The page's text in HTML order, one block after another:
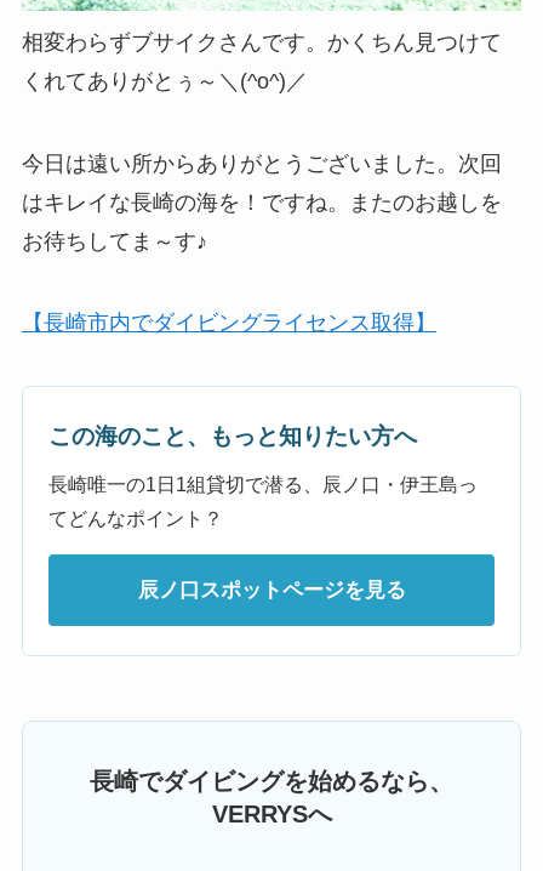
相変わらずブサイクさんです。かくちん見つけて
くれてありがとぅ～＼(^o^)／
今日は遠い所からありがとうございました。次回
はキレイな長崎の海を！ですね。またのお越しを
お待ちしてま～す♪
【長崎市内でダイビングライセンス取得】
この海のこと、もっと知りたい方へ
長崎唯一の1日1組貸切で潜る、辰ノ口・伊王島っ
てどんなポイント？
辰ノ口スポットページを見る
長崎でダイビングを始めるなら、
VERRYSへ